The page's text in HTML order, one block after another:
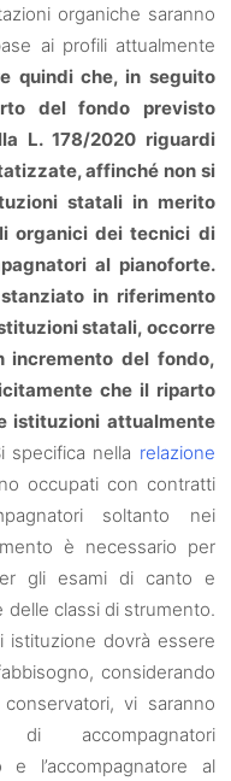
organiche saranno
ai profili attualmente
quindi che, in seguito
del fondo previsto
L. 178/2020 riguardi
affinché non si
statali in merito
organici dei tecnici di
al pianoforte.
in riferimento
statali, occorre
incremento del fondo,
che il riparto
istituzioni attualmente
specifica nella relazione
occupati con contratti
soltanto nei
è necessario per
gli esami di canto e
classi di strumento.
istituzione dovrà essere
considerando
vi saranno
accompagnatori
e l’accompagnatore al